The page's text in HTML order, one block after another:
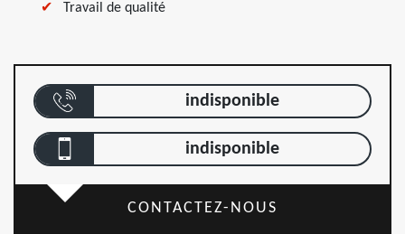
Travail de qualité
indisponible
indisponible
CONTACTEZ-NOUS